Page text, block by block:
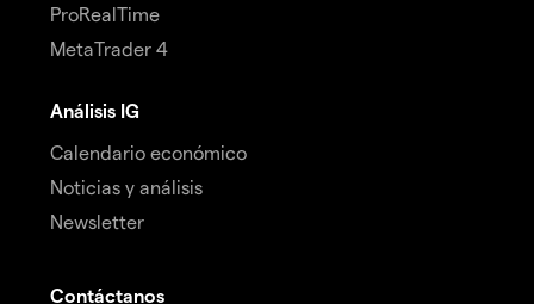
ProRealTime
MetaTrader 4
Análisis IG
Calendario económico
Noticias y análisis
Newsletter
Contáctanos